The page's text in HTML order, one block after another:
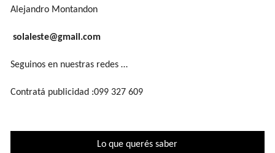
Alejandro Montandon
solaleste@gmail.com
Seguinos en nuestras redes …
Contratá publicidad :099 327 609
Lo que querés saber